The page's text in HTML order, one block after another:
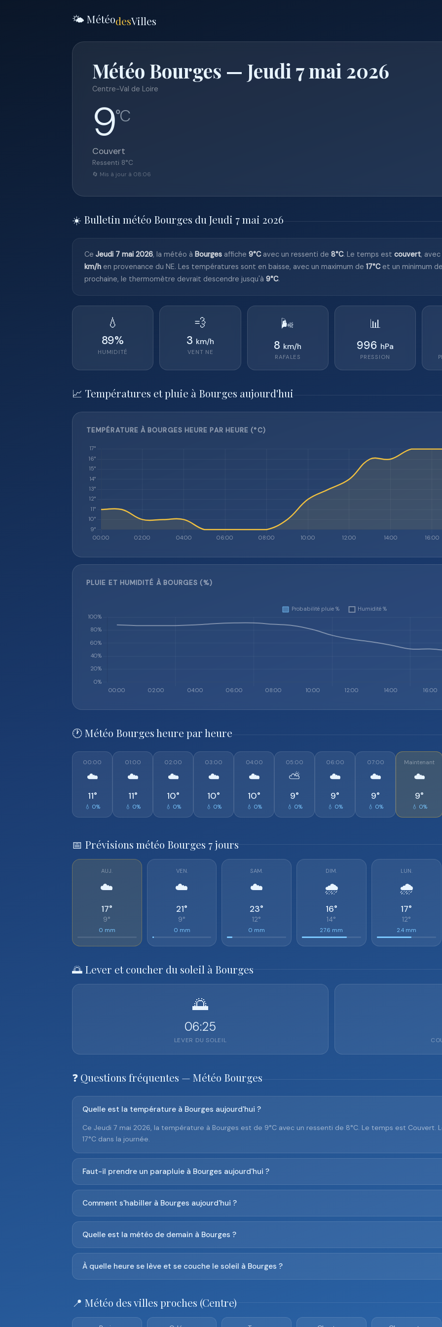
🌤️ MétéodesVilles
Météo Bourges — Jeudi 7 mai 2026
Centre-Val de Loire
9°C
Couvert
Ressenti 8°C
🔄 Mis à jour à 08:06
☀️ Bulletin météo Bourges du Jeudi 7 mai 2026
Ce Jeudi 7 mai 2026, la météo à Bourges affiche 9°Cavec un ressenti de 8°C. Le temps est couvert,
km/h en provenance du NE. Les températures sont en baisse, avec un maximum de 17°Cet un minimum de
prochaine, le thermomètre devrait descendre jusqu'à 9°C.
💧
89%
HUMIDITÉ
💨
3 km/h
VENT NE
🌬️
8 km/h
RAFALES
📊
996 hPa
PRESSION
📈 Températures et pluie à Bourges aujourd'hui
TEMPÉRATURE À BOURGES HEURE PAR HEURE (°C)
PLUIE ET HUMIDITÉ À BOURGES (%)
🕐 Météo Bourges heure par heure
00:00
☁️
11°
💧 0%
01:00
☁️
11°
💧 0%
02:00
☁️
10°
💧 0%
03:00
☁️
10°
💧 0%
04:00
☁️
10°
💧 0%
05:00
⛅
9°
💧 0%
06:00
☁️
9°
💧 0%
07:00
☁️
9°
💧 0%
Maintenant
☁️
9°
💧 0%
📅 Prévisions météo Bourges 7 jours
AUJ.
☁️
17°
9°
0 mm
VEN.
☁️
21°
9°
0 mm
SAM.
☁️
23°
12°
0 mm
DIM.
🌧️
16°
14°
27.6 mm
LUN.
🌧️
17°
12°
2.4 mm
🌅 Lever et coucher du soleil à Bourges
🌅
06:25
LEVER DU SOLEIL
❓ Questions fréquentes — Météo Bourges
Quelle est la température à Bourges aujourd'hui ?
Ce Jeudi 7 mai 2026, la température à Bourges est de 9°C avec un ressenti de 8°C. Le temps est
17°C dans la journée.
Faut-il prendre un parapluie à Bourges aujourd'hui ?
Comment s'habiller à Bourges aujourd'hui ?
Quelle est la météo de demain à Bourges ?
À quelle heure se lève et se couche le soleil à Bourges ?
📍 Météo des villes proches (Centre)